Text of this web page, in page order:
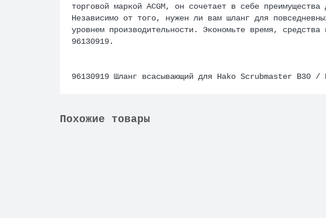
торговой маркой ACGM, он сочетает в себе
Независимо от того, нужен ли вам шланг для
уровнем производительности. Экономьте время,
96130919.
96130919 Шланг всасывающий для Hako Scrubmaster B30 /
Похожие товары